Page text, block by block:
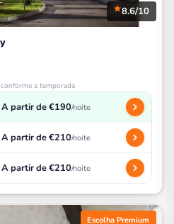
8.6/10
a temporada
A partir de €190/noite
A partir de €210/noite
A partir de €210/noite
Escolha Premium